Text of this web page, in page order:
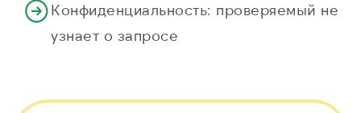
Конфиденциальность: проверяемый не
узнает о запросе